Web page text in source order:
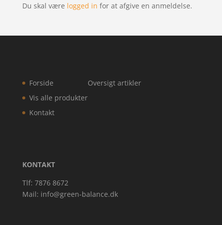
Du skal være logged in for at afgive en anmeldelse.
Forside
Vis alle produkter
Kontakt
Oversigt artikler
KONTAKT
Tlf: 7876 8672
Mail: info@green-balance.dk